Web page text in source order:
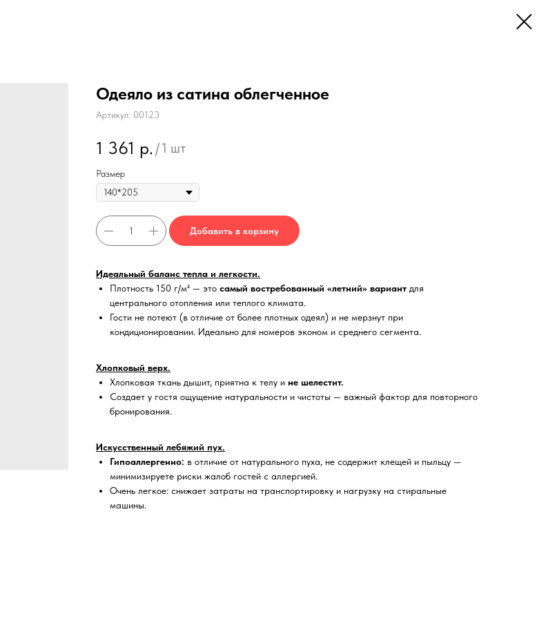
Одеяло из сатина облегченное
Артикул: 00123
1 361 р. /1 шт
Размер
Добавить в корзину
Идеальный баланс тепла и легкости.
Плотность 150 г/м² — это самый востребованный «летний» вариант для
центрального отопления или теплого климата.
Гости не потеют (в отличие от более плотных одеял) и не мерзнут при
кондиционировании. Идеально для номеров эконом и среднего сегмента.
Хлопковый верх.
Хлопковая ткань дышит, приятна к телу и не шелестит.
Создает у гостя ощущение натуральности и чистоты — важный фактор для повторного
бронирования.
Искусственный лебяжий пух.
Гипоаллергенно: в отличие от натурального пуха, не содержит клещей и пыльцу —
минимизируете риски жалоб гостей с аллергией.
Очень легкое: снижает затраты на транспортировку и нагрузку на стиральные
машины.